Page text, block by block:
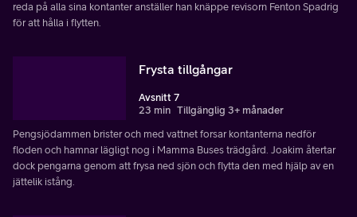
reda på alla sina kontanter anställer han knäppe revisorn Fenton Spadrig
för att hålla i flytten.
Frysta tillgångar
Avsnitt 7
23 min Tillgänglig 3+ månader
Pengsjödammen brister och med vattnet forsar kontanterna nedför
floden och hamnar lägligt nog i Mamma Buses trädgård. Joakim återtar
dock pengarna genom att frysa ned sjön och flytta den med hjälp av en
jättelik istång.